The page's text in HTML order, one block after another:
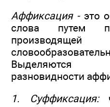
Аффиксация -это
слова путем
разновидности
1. Суффиксация: